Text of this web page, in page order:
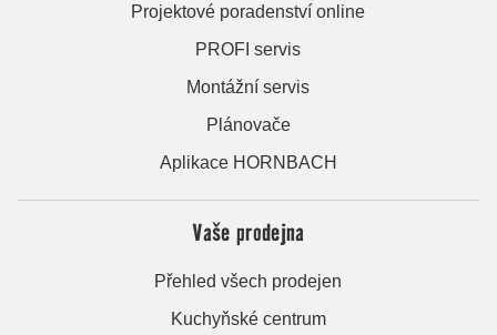
Projektové poradenství online
PROFI servis
Montážní servis
Plánovače
Aplikace HORNBACH
Vaše prodejna
Přehled všech prodejen
Kuchyňské centrum